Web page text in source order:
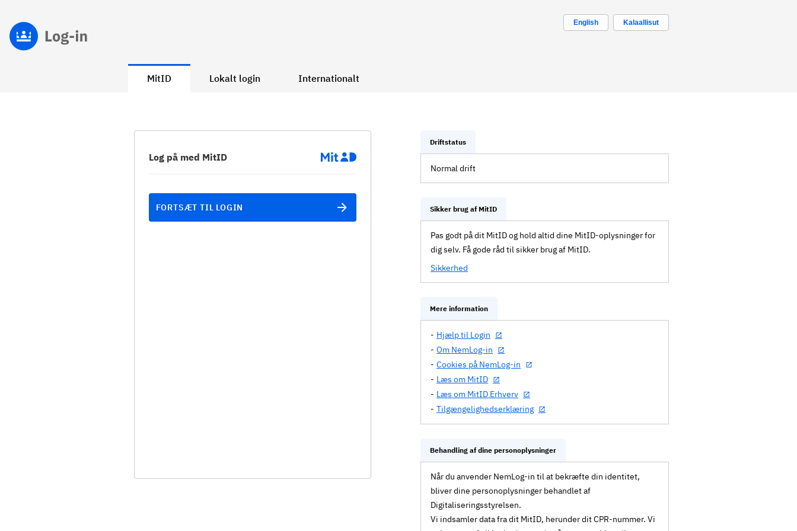
English Kalaallisut
MitID Lokalt login Internationalt
Log på med MitID
FORTSÆT TIL LOGIN
Driftstatus
Normal drift
Sikker brug af MitID
Pas godt på dit MitID og hold altid dine MitID-oplysninger for
dig selv. Få gode råd til sikker brug af MitID.
Sikkerhed
Mere information
Hjælp til Login
Om NemLog-in
Cookies på NemLog-in
Læs om MitID
Læs om MitID Erhverv
Tilgængelighedserklæring
Behandling af dine personoplysninger
Når du anvender NemLog-in til at bekræfte din identitet,
bliver dine personoplysninger behandlet af
Digitaliseringsstyrelsen.
Vi indsamler data fra dit MitID, herunder dit CPR-nummer. Vi